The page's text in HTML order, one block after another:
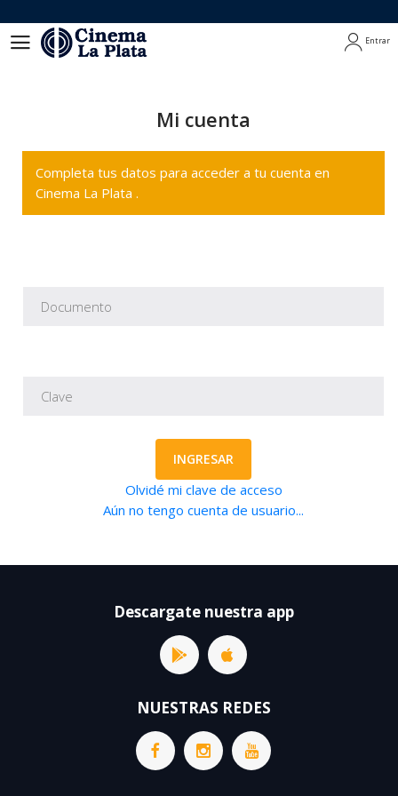
Entrar
Mi cuenta
Completa tus datos para acceder a tu cuenta en
Cinema La Plata .
INGRESAR
Olvidé mi clave de acceso
Aún no tengo cuenta de usuario...
Descargate nuestra app
NUESTRAS REDES